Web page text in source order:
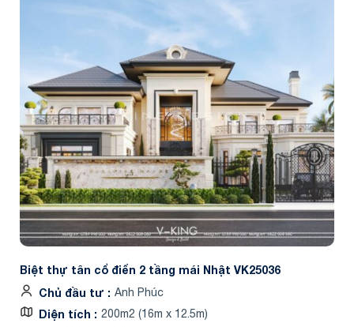
Biệt thự tân cổ điển 2 tầng mái Nhật VK25036
Chủ đầu tư
Anh Phúc
Diện tích 200m2 (16m x 12.5m)